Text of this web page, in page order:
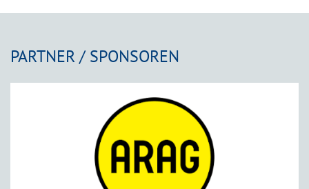
PARTNER / SPONSOREN